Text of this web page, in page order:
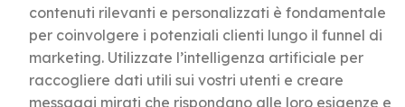
contenuti rilevanti e personalizzati è fondamentale
per coinvolgere i potenziali clienti lungo il funnel di
marketing. Utilizzate l’intelligenza artificiale per
raccogliere dati utili sui vostri utenti e creare
messaggi mirati che rispondano alle loro esigenze e